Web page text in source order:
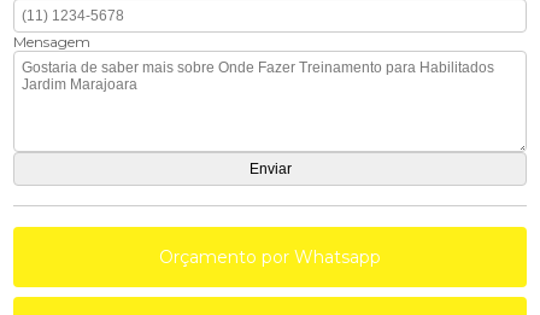
Mensagem
Orçamento por Whatsapp